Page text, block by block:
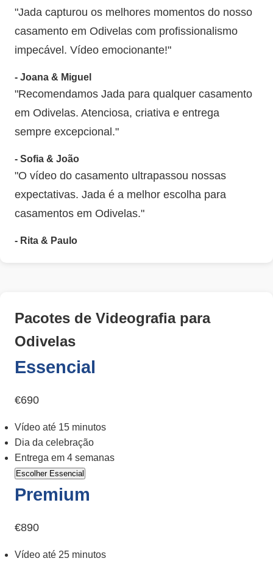
"Jada capturou os melhores momentos do nosso
casamento em Odivelas com profissionalismo
impecável. Vídeo emocionante!"
- Joana & Miguel
"Recomendamos Jada para qualquer casamento
em Odivelas. Atenciosa, criativa e entrega
sempre excepcional."
- Sofia & João
"O vídeo do casamento ultrapassou nossas
expectativas. Jada é a melhor escolha para
casamentos em Odivelas."
- Rita & Paulo
Pacotes de Videografia para
Odivelas
Essencial
€690
Vídeo até 15 minutos
Dia da celebração
Entrega em 4 semanas
Escolher Essencial
Premium
€890
Vídeo até 25 minutos